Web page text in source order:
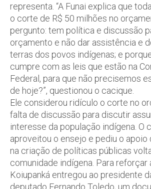
representa. “A Funai explica que
o corte de R$ 50 milhões no
pergunto: tem política e discussão
orçamento e não dar assistência e
terras dos povos indígenas; e
cumpre com as leis que estão na
Federal, para que não precisemos
de hoje?”, questionou o cacique.
Ele considerou ridículo o corte no
falta de discussão para discutir
interesse da população indígena. O
aproveitou o ensejo e pediu o apoio
na criação de políticas públicas
comunidade indígena. Para reforçar
Koiupanká entregou ao presidente
deputado Fernando Toledo, um